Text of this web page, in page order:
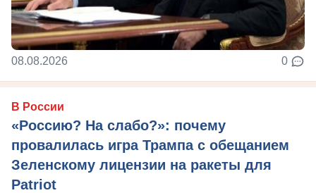
08.08.2026 0
В России
«Россию? На слабо?»: почему
провалилась игра Трампа с обещанием
Зеленскому лицензии на ракеты для
Patriot